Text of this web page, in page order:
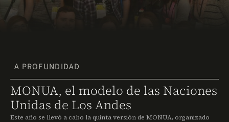
A PROFUNDIDAD
MONUA, el modelo de las Naciones
Unidas de Los Andes
Este año se llevó a cabo la quinta versión de MONUA, organizado